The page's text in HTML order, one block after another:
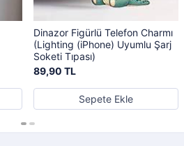
Dinazor Figürlü Telefon Charmı
(Lighting (iPhone) Uyumlu Şarj
Soketi Tıpası)
89,90 TL
Sepete Ekle